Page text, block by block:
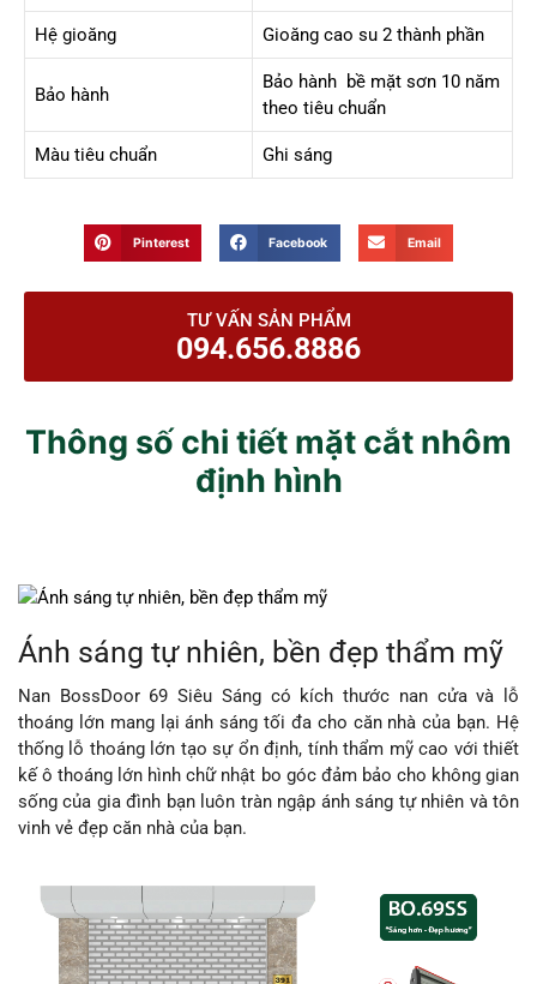
Hệ gioăng Gioăng cao su 2 thành phần
Bảo hành
Bảo hành bề mặt sơn 10 năm
theo tiêu chuẩn
Màu tiêu chuẩn Ghi sáng
Pinterest Facebook Email
TƯ VẤN SẢN PHẨM
094.656.8886
Thông số chi tiết mặt cắt nhôm
định hình
Ánh sáng tự nhiên, bền đẹp thẩm mỹ
Nan BossDoor 69 Siêu Sáng có kích thước nan cửa và lỗ
thoáng lớn mang lại ánh sáng tối đa cho căn nhà của bạn. Hệ
thống lỗ thoáng lớn tạo sự ổn định, tính thẩm mỹ cao với thiết
kế ô thoáng lớn hình chữ nhật bo góc đảm bảo cho không gian
sống của gia đình bạn luôn tràn ngập ánh sáng tự nhiên và tôn
vinh vẻ đẹp căn nhà của bạn.